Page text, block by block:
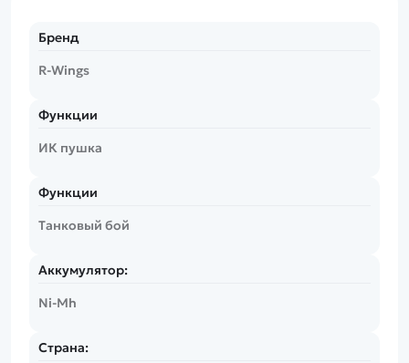
Бренд
R-Wings
Функции
ИК пушка
Функции
Танковый бой
Аккумулятор:
Ni-Mh
Страна: